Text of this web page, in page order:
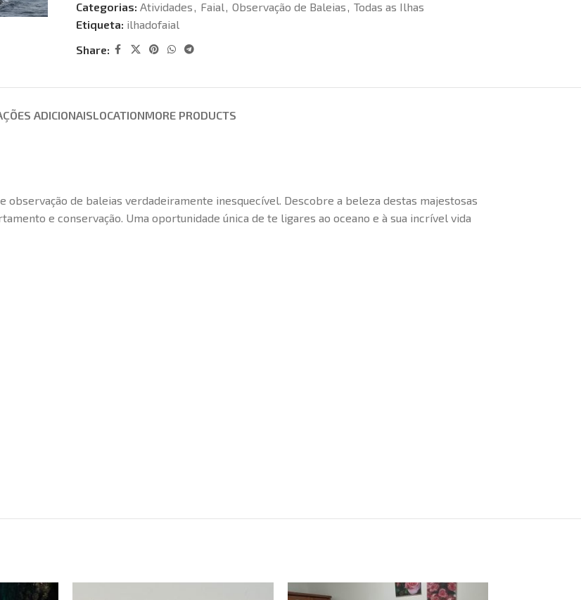
Categorias: Atividades, Faial, Observação de Baleias, Todas as Ilhas
Etiqueta: ilhadofaial
Share:
ADICIONAISLOCATIONMORE PRODUCTS
observação de baleias verdadeiramente inesquecível. Descobre a beleza destas majestosas
e conservação. Uma oportunidade única de te ligares ao oceano e à sua incrível vida